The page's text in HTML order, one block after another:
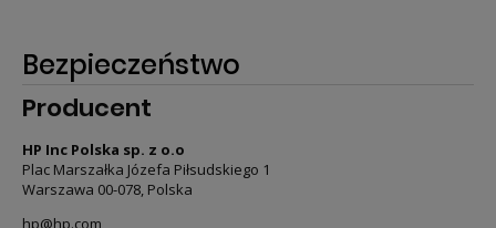
Bezpieczeństwo
Producent
HP Inc Polska sp. z o.o
Plac Marszałka Józefa Piłsudskiego 1
Warszawa 00-078, Polska
hp@hp.com